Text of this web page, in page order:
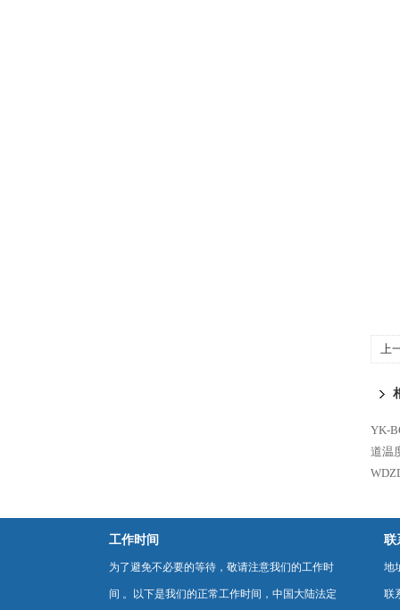
上
YK-
道温
工作时间
为了避免不必要的等待，敬请注意我们的工作时
间 。以下是我们的正常工作时间，中国大陆法定
联
地
联